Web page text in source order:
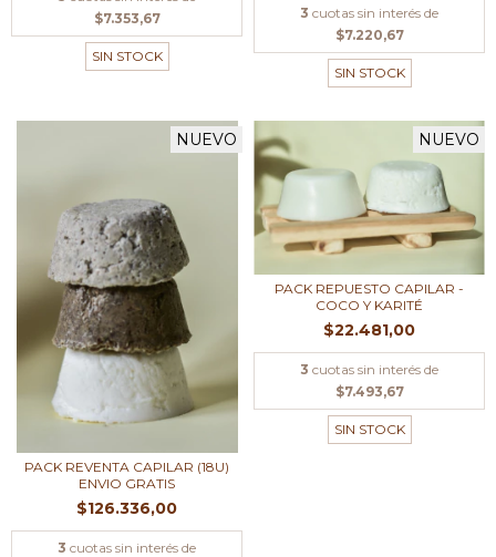
$7.353,67
SIN STOCK
3 cuotas sin interés de
$7.220,67
SIN STOCK
NUEVO
PACK REVENTA CAPILAR (18U)
ENVIO GRATIS
$126.336,00
3 cuotas sin interés de
NUEVO
PACK REPUESTO CAPILAR -
COCO Y KARITÉ
$22.481,00
3 cuotas sin interés de
$7.493,67
SIN STOCK